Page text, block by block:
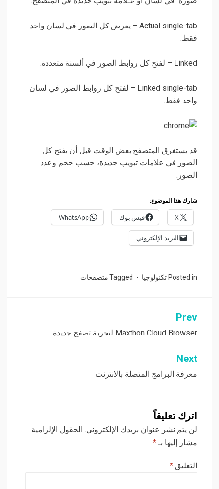
Actual single-tab – يعرض كل الصور في لسان واحد
فقط.
Linked – لفتح كل روابط الصور في ألسنة متعددة.
Linked single-tab – لفتح كل روابط الصور في لسان
واحد فقط.
قد يستغرق المتصفح بعض الوقت قبل أن يفتح كل
الصور في علامات تبويب جديدة، حسب حجم وعدد
الصور.
شارك هذا الموضوع:
X فيس بوك WhatsApp
البريد الإلكتروني
Posted in تكنولوجيا Tagged متصفحات
تصفّح
المقالات
Prev
Maxthon Cloud Browser لتجربة تصفح جديدة
Next
معرفة البرامج المتصلة بالانترنت
اترك تعليقاً
لن يتم نشر عنوان بريدك الإلكتروني. الحقول الإلزامية
مشار إليها بـ*
التعليق *